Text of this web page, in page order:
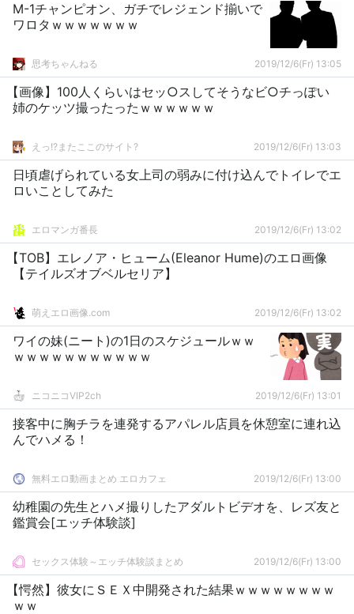
M-1チャンピオン、ガチでレジェンド揃いで
ワロタｗｗｗｗｗｗｗ
思考ちゃんねる 2019/12/6(Fr) 13:05
【画像】100人くらいはセッ○スしてそうなビ○チっぽい
姉のケッツ撮ったったｗｗｗｗｗｗ
えっ!?またここのサイト? 2019/12/6(Fr) 13:03
日頃虐げられている女上司の弱みに付け込んでトイレでエ
ロいことしてみた
エロマンガ番長 2019/12/6(Fr) 13:02
【TOB】エレノア・ヒューム(Eleanor Hume)のエロ画像
【テイルズオブベルセリア】
萌えエロ画像.com 2019/12/6(Fr) 13:02
ワイの妹(ニート)の1日のスケジュールｗｗ
ｗｗｗｗｗｗｗｗｗｗｗ
ニコニコVIP2ch 2019/12/6(Fr) 13:01
接客中に胸チラを連発するアパレル店員を休憩室に連れ込
んでハメる！
無料エロ動画まとめ エロカフェ 2019/12/6(Fr) 13:00
幼稚園の先生とハメ撮りしたアダルトビデオを、レズ友と
鑑賞会[エッチ体験談]
セックス体験～エッチ体験談まとめ 2019/12/6(Fr) 13:00
【愕然】彼女にＳＥＸ中開発された結果ｗｗｗｗｗｗｗｗ
ｗｗ